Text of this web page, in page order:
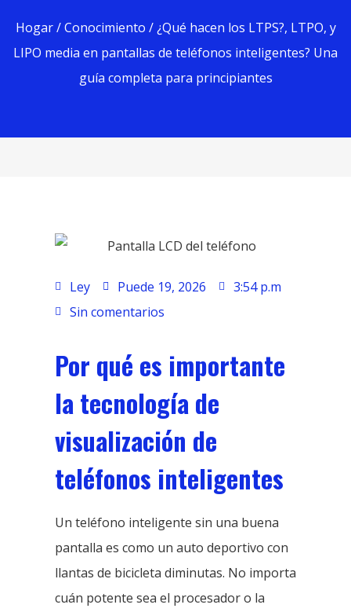
Hogar/Conocimiento / ¿Qué hacen los LTPS?, LTPO, y
LIPO media en pantallas de teléfonos inteligentes? Una
guía completa para principiantes
Ley Puede 19, 2026
3:54 p.m
Sin comentarios
Por qué es importante
la tecnología de
visualización de
teléfonos inteligentes
Un teléfono inteligente sin una buena
pantalla es como un auto deportivo con
llantas de bicicleta diminutas. No importa
cuán potente sea el procesador o la